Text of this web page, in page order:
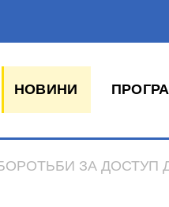
НОВИНИ
ЗА ДОСТУП